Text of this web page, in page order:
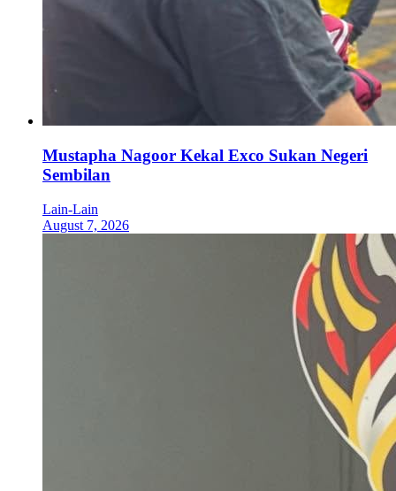
Mustapha Nagoor Kekal Exco Sukan Negeri
Sembilan
Lain-Lain
August 7, 2026